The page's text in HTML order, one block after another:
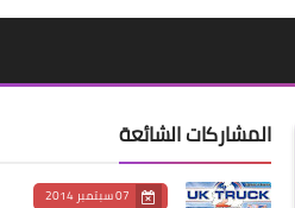
المشاركات الشائعة
07 سبتمبر 2014